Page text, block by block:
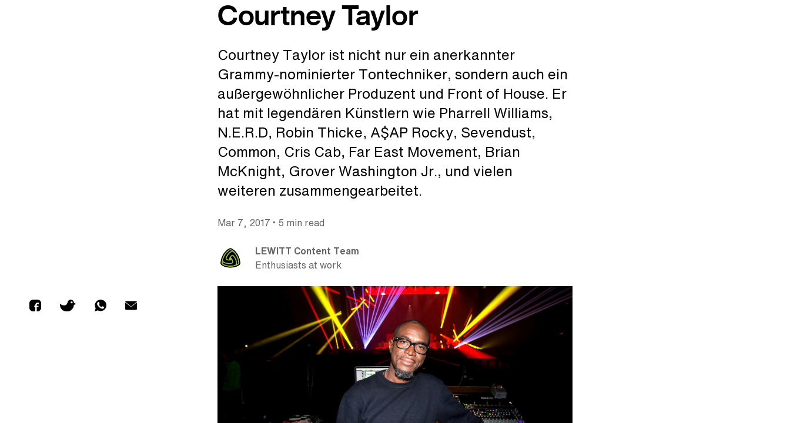
Courtney Taylor
Courtney Taylor ist nicht nur ein anerkannter
Grammy-nominierter Tontechniker, sondern auch ein
außergewöhnlicher Produzent und Front of House. Er
hat mit legendären Künstlern wie Pharrell Williams,
N.E.R.D, Robin Thicke, A$AP Rocky, Sevendust,
Common, Cris Cab, Far East Movement, Brian
McKnight, Grover Washington Jr., und vielen
weiteren zusammengearbeitet.
Mar 7, 2017 • 5 min read
LEWITT Content Team
Enthusiasts at work